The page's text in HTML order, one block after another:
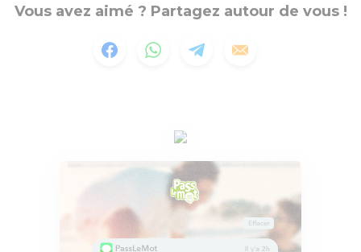
Vous avez aimé ? Partagez autour de vous !